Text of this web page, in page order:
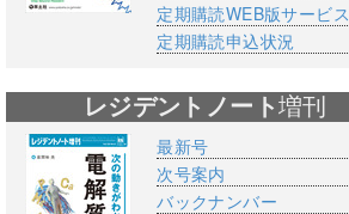
定期購読WEB版サービス
定期購読申込状況
レジデントノート増刊
最新号
次号案内
バックナンバー